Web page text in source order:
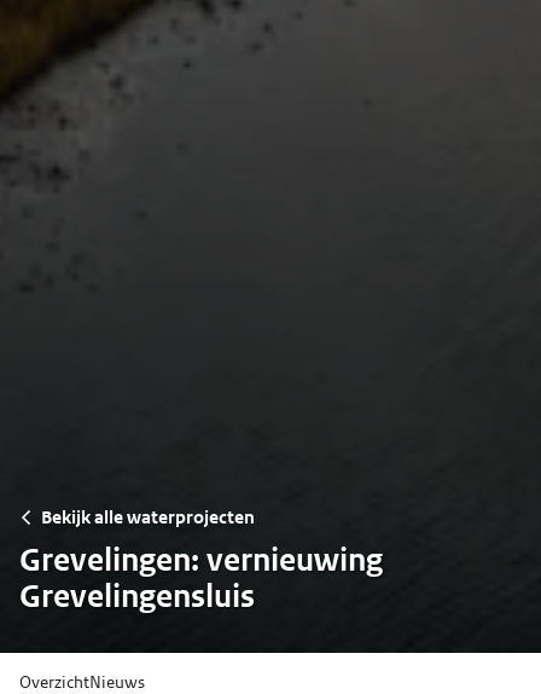
Bekijk alle waterprojecten
Grevelingen: vernieuwing
Grevelingensluis
OverzichtNieuws